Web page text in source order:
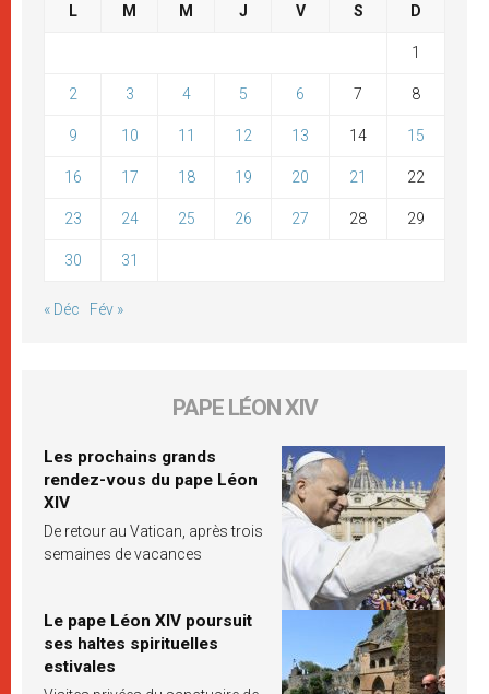
L M M J V S D
1
2 3 4 5 6 7 8
9 10 11 12 13 14 15
16 17 18 19 20 21 22
23 24 25 26 27 28 29
30 31
« Déc Fév »
PAPE LÉON XIV
Les prochains grands
rendez-vous du pape Léon
XIV
De retour au Vatican, après trois
semaines de vacances
Le pape Léon XIV poursuit
ses haltes spirituelles
estivales